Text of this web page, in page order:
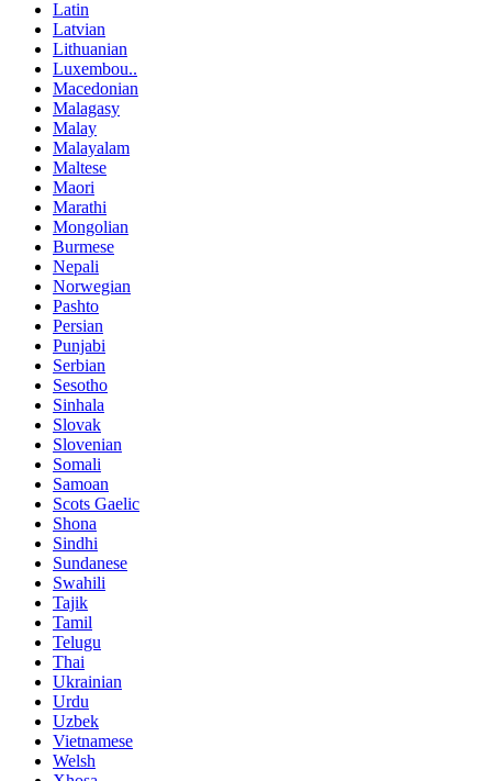
Latin
Latvian
Lithuanian
Luxembou..
Macedonian
Malagasy
Malay
Malayalam
Maltese
Maori
Marathi
Mongolian
Burmese
Nepali
Norwegian
Pashto
Persian
Punjabi
Serbian
Sesotho
Sinhala
Slovak
Slovenian
Somali
Samoan
Scots Gaelic
Shona
Sindhi
Sundanese
Swahili
Tajik
Tamil
Telugu
Thai
Ukrainian
Urdu
Uzbek
Vietnamese
Welsh